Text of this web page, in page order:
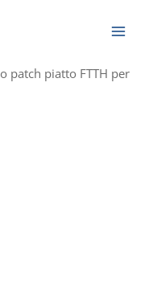
patch piatto FTTH per